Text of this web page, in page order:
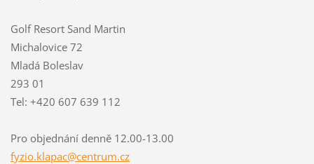
Golf Resort Sand Martin
Michalovice 72
Mladá Boleslav
293 01
Tel: +420 607 639 112
Pro objednání denně 12.00-13.00
fyzio.klapac@centrum.cz